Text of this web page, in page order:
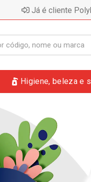
Já é cliente
Higiene, beleza e